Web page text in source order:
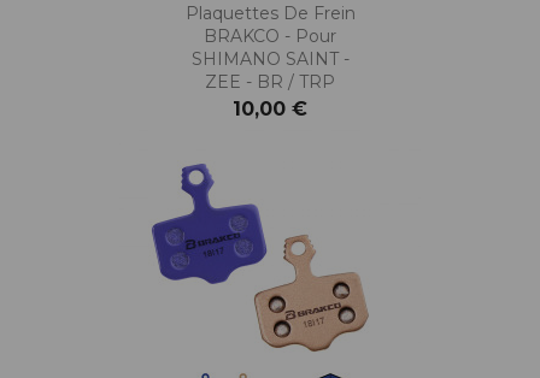
Plaquettes De Frein
BRAKCO - Pour
SHIMANO SAINT -
ZEE - BR / TRP
10,00 €